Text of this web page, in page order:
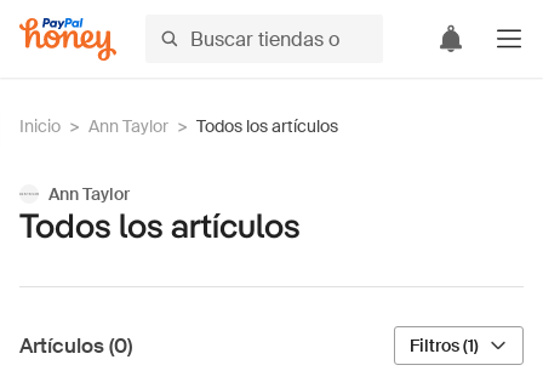
Inicio > Ann Taylor > Todos los artículos
Ann Taylor
Todos los artículos
Artículos (0) Filtros (1)